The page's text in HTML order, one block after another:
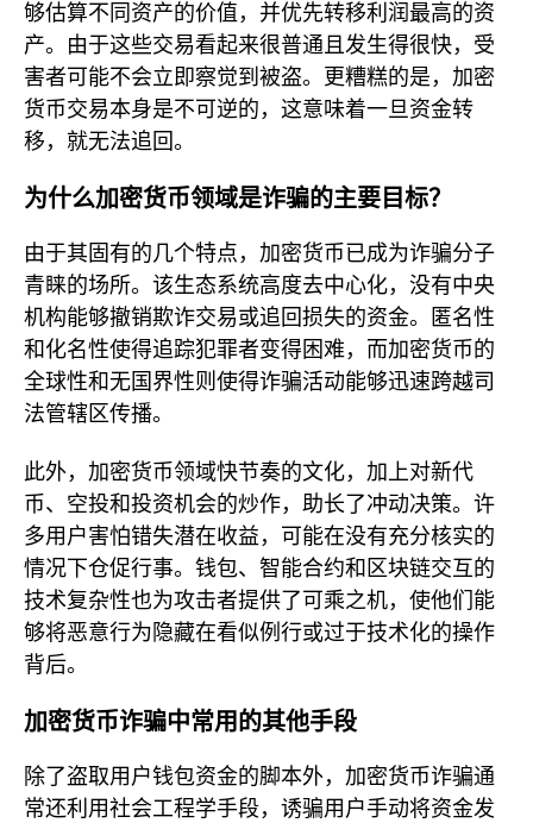
够估算不同资产的价值，并优先转移利润最高的资
产。由于这些交易看起来很普通且发生得很快，受
害者可能不会立即察觉到被盗。更糟糕的是，加密
货币交易本身是不可逆的，这意味着一旦资金转
移，就无法追回。
为什么加密货币领域是诈骗的主要目标？
由于其固有的几个特点，加密货币已成为诈骗分子
青睐的场所。该生态系统高度去中心化，没有中央
机构能够撤销欺诈交易或追回损失的资金。匿名性
和化名性使得追踪犯罪者变得困难，而加密货币的
全球性和无国界性则使得诈骗活动能够迅速跨越司
法管辖区传播。
此外，加密货币领域快节奏的文化，加上对新代
币、空投和投资机会的炒作，助长了冲动决策。许
多用户害怕错失潜在收益，可能在没有充分核实的
情况下仓促行事。钱包、智能合约和区块链交互的
技术复杂性也为攻击者提供了可乘之机，使他们能
够将恶意行为隐藏在看似例行或过于技术化的操作
背后。
加密货币诈骗中常用的其他手段
除了盗取用户钱包资金的脚本外，加密货币诈骗通
常还利用社会工程学手段，诱骗用户手动将资金发